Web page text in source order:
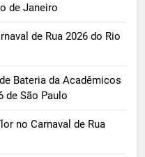
de Janeiro
de Rua 2026 do Rio
Bateria da Acadêmicos
de São Paulo
no Carnaval de Rua